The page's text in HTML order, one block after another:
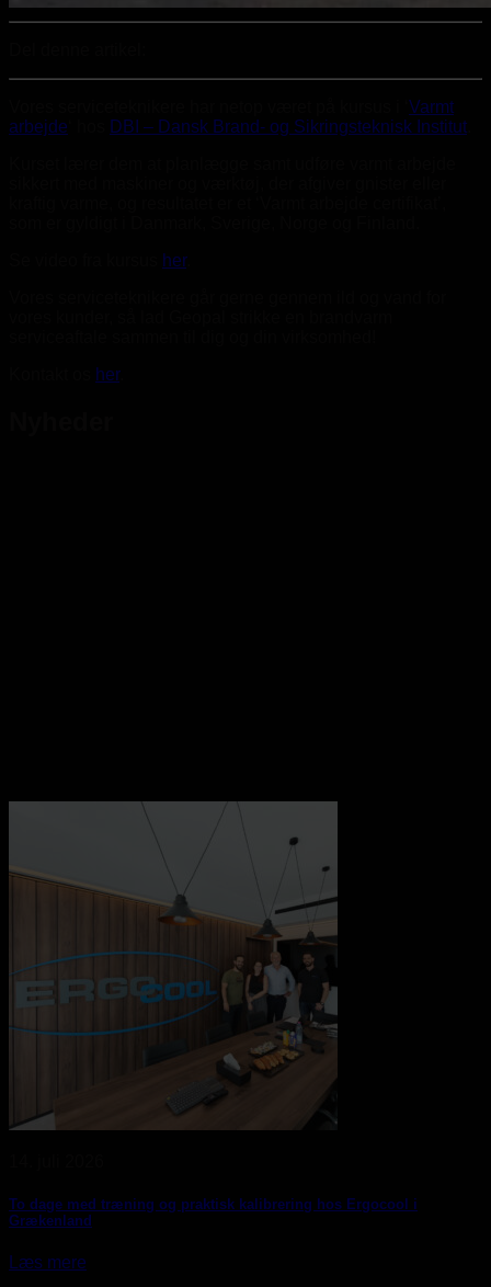
Varmt
arbejde
DBI – Dansk Brand- og Sikringsteknisk Institut
her.
her.
To dage med træning og praktisk kalibrering hos Ergocool i
Grækenland
Læs mere